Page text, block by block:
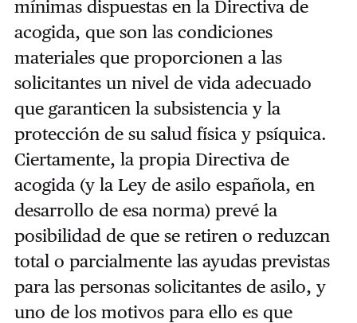
mínimas dispuestas en la Directiva de
acogida, que son las condiciones
materiales que proporcionen a las
solicitantes un nivel de vida adecuado
que garanticen la subsistencia y la
protección de su salud física y psíquica.
Ciertamente, la propia Directiva de
acogida (y la Ley de asilo española, en
desarrollo de esa norma) prevé la
posibilidad de que se retiren o reduzcan
total o parcialmente las ayudas previstas
para las personas solicitantes de asilo, y
uno de los motivos para ello es que